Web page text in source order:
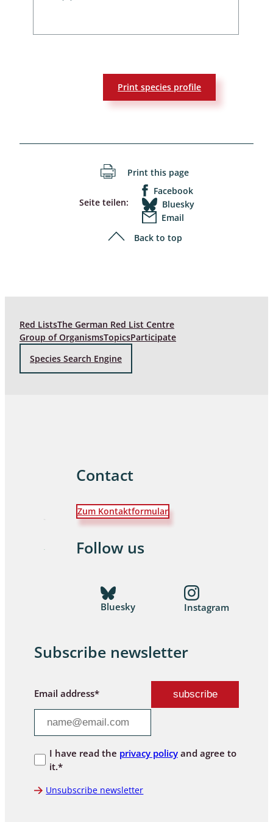
Print species profile
Print this page
Seite teilen:
Facebook
Bluesky
Email
Back to top
Red ListsThe German Red List Centre
Group of OrganismsTopicsParticipate
Species Search Engine
Contact
Zum Kontaktformular
Follow us
Bluesky Instagram
Subscribe newsletter
Email address*
I have read the privacy policyand agree to
it.*
Unsubscribe newsletter